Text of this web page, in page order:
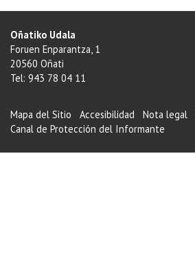
Oñatiko Udala
Foruen Enparantza, 1
20560 Oñati
Tel: 943 78 04 11
Mapa del Sitio Accesibilidad Nota legal
Canal de Protección del Informante